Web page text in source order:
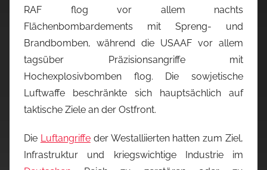
RAF flog vor allem nachts
Flächenbombardements mit Spreng- und
Brandbomben, während die USAAF vor allem
tagsüber Präzisionsangriffe mit
Hochexplosivbomben flog. Die sowjetische
Luftwaffe beschränkte sich hauptsächlich auf
taktische Ziele an der Ostfront.
Die Luftangriffeder Westalliierten hatten zum Ziel,
Infrastruktur und kriegswichtige Industrie im